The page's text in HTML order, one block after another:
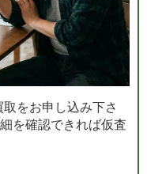
取をお申し込み下さ
を確認できれば仮査